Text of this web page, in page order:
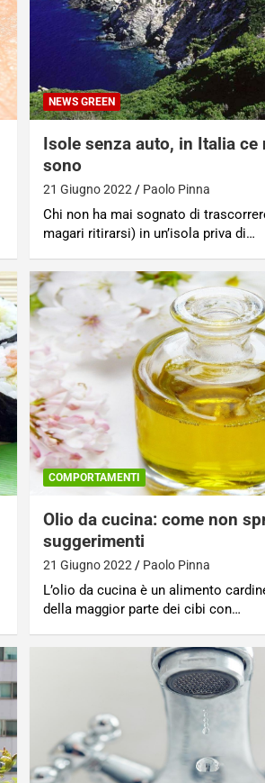
NEWS GREEN
Isole senza auto, in Italia ce
sono
21 Giugno 2022 Paolo Pinna
Chi non ha mai sognato di
magari ritirarsi) in un’isola priva di…
COMPORTAMENTI
Olio da cucina: come non
suggerimenti
21 Giugno 2022 Paolo Pinna
L’olio da cucina è un alimento
della maggior parte dei cibi con…